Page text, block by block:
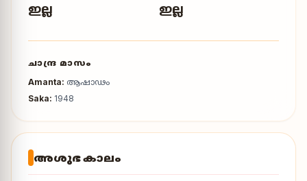
ഇല്ല ഇല്ല
ചാന്ദ്ര മാസം
Amanta: ആഷാഢം
Saka: 1948
അശുഭ കാലം